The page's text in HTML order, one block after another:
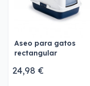
Aseo para gatos
rectangular
24,98 €